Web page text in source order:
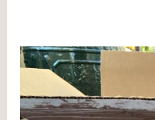
农
试